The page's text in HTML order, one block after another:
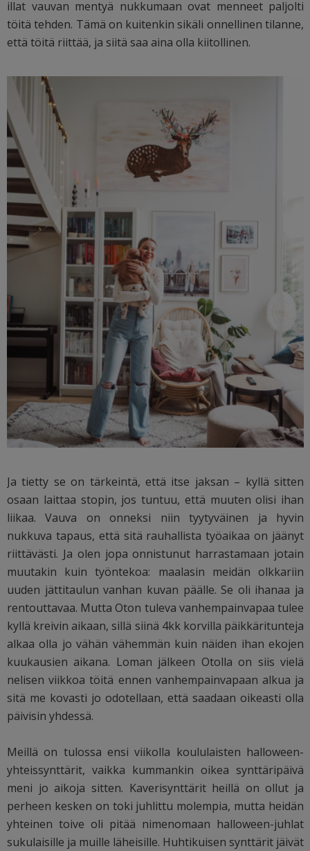
illat vauvan mentyä nukkumaan ovat menneet paljolti
töitä tehden. Tämä on kuitenkin sikäli onnellinen tilanne,
että töitä riittää, ja siitä saa aina olla kiitollinen.
Ja tietty se on tärkeintä, että itse jaksan – kyllä sitten
osaan laittaa stopin, jos tuntuu, että muuten olisi ihan
liikaa. Vauva on onneksi niin tyytyväinen ja hyvin
nukkuva tapaus, että sitä rauhallista työaikaa on jäänyt
riittävästi. Ja olen jopa onnistunut harrastamaan jotain
muutakin kuin työntekoa: maalasin meidän olkkariin
uuden jättitaulun vanhan kuvan päälle. Se oli ihanaa ja
rentouttavaa. Mutta Oton tuleva vanhempainvapaa tulee
kyllä kreivin aikaan, sillä siinä 4kk korvilla päikkäritunteja
alkaa olla jo vähän vähemmän kuin näiden ihan ekojen
kuukausien aikana. Loman jälkeen Otolla on siis vielä
nelisen viikkoa töitä ennen vanhempainvapaan alkua ja
sitä me kovasti jo odotellaan, että saadaan oikeasti olla
päivisin yhdessä.
Meillä on tulossa ensi viikolla koululaisten halloween-
yhteissynttärit, vaikka kummankin oikea synttäripäivä
meni jo aikoja sitten. Kaverisynttärit heillä on ollut ja
perheen kesken on toki juhlittu molempia, mutta heidän
yhteinen toive oli pitää nimenomaan halloween-juhlat
sukulaisille ja muille läheisille. Huhtikuisen synttärit jäivät